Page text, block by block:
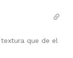
que de el